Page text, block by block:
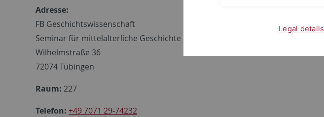
Adresse:
FB Geschichtswissenschaft
Seminar für mittelalterliche Geschichte
Wilhelmstraße 36
72074 Tübingen
Raum: 227
Telefon: +49 7071 29-74232
Legal details